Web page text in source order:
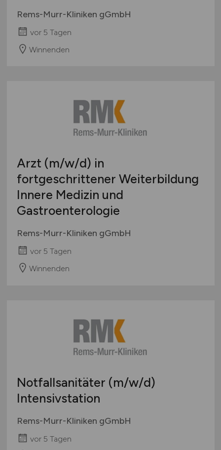
Rems-Murr-Kliniken gGmbH
vor 5 Tagen
Winnenden
Arzt (m/w/d) in
fortgeschrittener Weiterbildung
Innere Medizin und
Gastroenterologie
Rems-Murr-Kliniken gGmbH
vor 5 Tagen
Winnenden
Notfallsanitäter (m/w/d)
Intensivstation
Rems-Murr-Kliniken gGmbH
vor 5 Tagen